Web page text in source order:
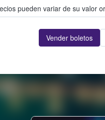
pueden variar de su valor
Vender boletos